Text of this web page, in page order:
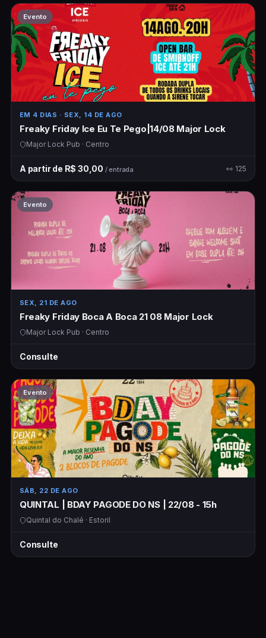
Evento
EM 4 DIAS · SEX, 14 DE AGO
Freaky Friday Ice Eu Te Pego|14/08 Major Lock
Major Lock Pub · Centro
A partir de R$ 30,00 / entrada 👀 125
Evento
SEX, 21 DE AGO
Freaky Friday Boca A Boca 21 08 Major Lock
Major Lock Pub · Centro
Consulte
Evento
SÁB, 22 DE AGO
QUINTAL | BDAY PAGODE DO NS | 22/08 - 15h
Quintal do Chalé · Estoril
Consulte